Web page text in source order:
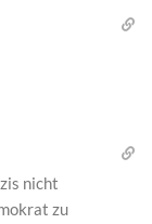
nicht
zu